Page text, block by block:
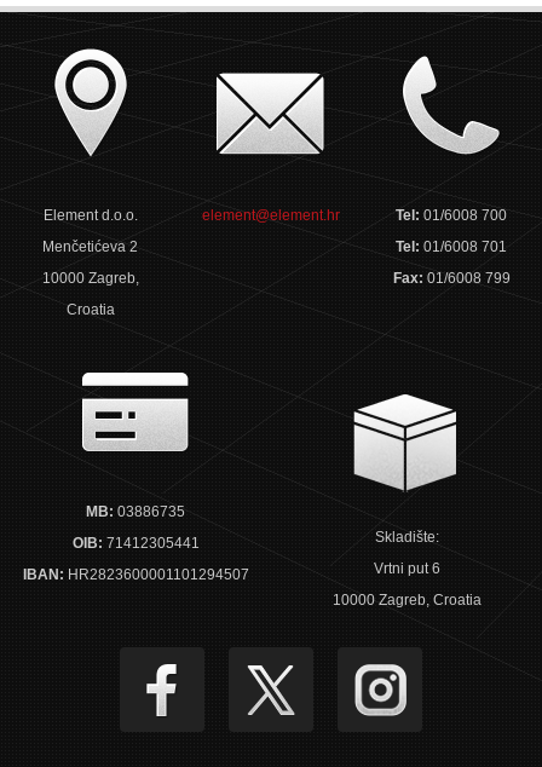
Element d.o.o.
Menčetićeva 2
10000 Zagreb,
Croatia
element@element.hr Tel:01/6008 700
Tel:01/6008 701
Fax: 01/6008 799
MB: 03886735
OIB: 71412305441
IBAN: HR2823600001101294507
Skladište:
Vrtni put 6
10000 Zagreb, Croatia